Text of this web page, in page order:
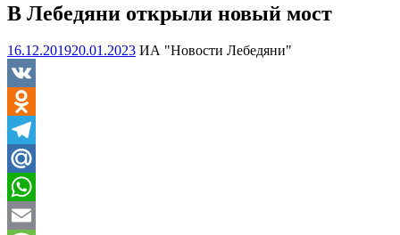
В Лебедяни открыли новый мост
16.12.201920.01.2023 ИА "Новости Лебедяни"
VK
Odnoklassniki
Telegram
Mail.Ru
WhatsApp